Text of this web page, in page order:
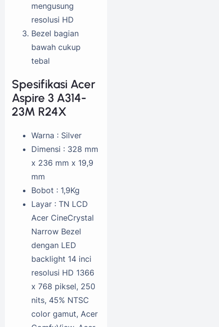
mengusung
resolusi HD
Bezel bagian
bawah cukup
tebal
Spesifikasi Acer
Aspire 3 A314-
23M R24X
Warna : Silver
Dimensi : 328 mm
x 236 mm x 19,9
mm
Bobot : 1,9Kg
Layar : TN LCD
Acer CineCrystal
Narrow Bezel
dengan LED
backlight 14 inci
resolusi HD 1366
x 768 piksel, 250
nits, 45% NTSC
color gamut, Acer